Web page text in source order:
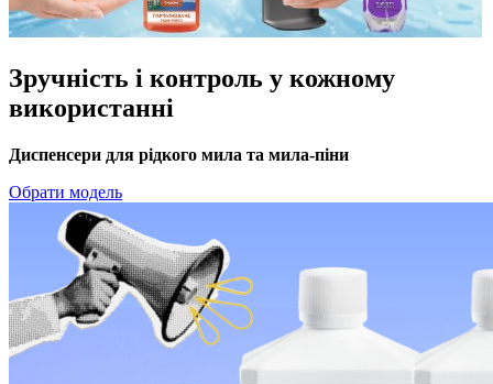
Зручність і контроль у кожному
використанні
Диспенсери для рідкого мила та мила-піни
Обрати модель